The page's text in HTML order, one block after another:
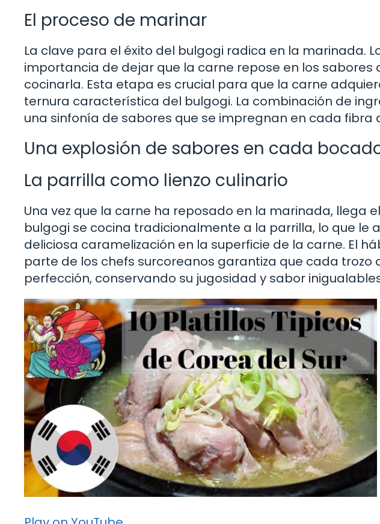
El proceso de marinar
La clave para el éxito del bulgogi radica en la marinada.
importancia de dejar que la carne repose en los sabores
cocinarla. Esta etapa es crucial para que la carne
ternura característica del bulgogi. La combinación de
una sinfonía de sabores que se impregnan en cada fibra
Una explosión de sabores en cada
La parrilla como lienzo culinario
Una vez que la carne ha reposado en la marinada, llega
bulgogi se cocina tradicionalmente a la parrilla, lo que le
deliciosa caramelización en la superficie de la carne. El
parte de los chefs surcoreanos garantiza que cada trozo
perfección, conservando su jugosidad y sabor